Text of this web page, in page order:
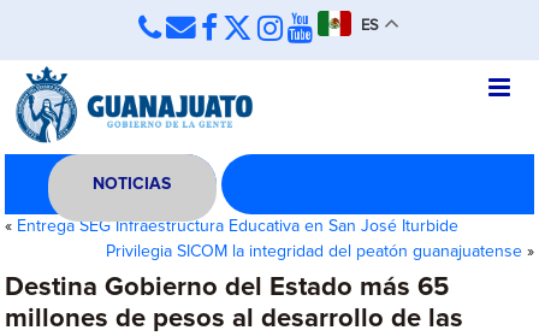
ES
NOTICIAS
« Entrega SEG Infraestructura Educativa en San José Iturbide
Privilegia SICOM la integridad del peatón guanajuatense»
Destina Gobierno del Estado más 65
millones de pesos al desarrollo de las